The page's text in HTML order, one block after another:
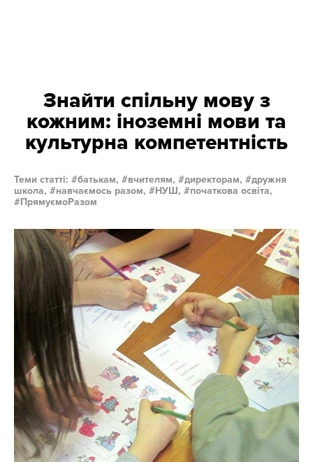
Знайти спільну мову з
кожним: іноземні мови та
культурна компетентність
Теми статті: батькам, вчителям, директорам,
дружня
школа,
навчаємось разом, НУШ,
початкова освіта,
ПрямуємоРазом